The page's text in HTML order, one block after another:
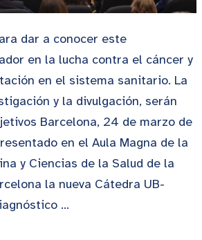
dar a conocer este
en la lucha contra el cáncer y
en el sistema sanitario. La
y la divulgación, serán
Barcelona, 24 de marzo de
en el Aula Magna de la
y Ciencias de la Salud de la
la nueva Cátedra UB-
…